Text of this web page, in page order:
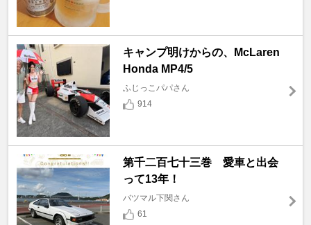
キャンプ明けからの、McLaren
Honda MP4/5
ふじっこパパさん
914
第千二百七十三巻 愛車と出会
って13年！
バツマル下関さん
61